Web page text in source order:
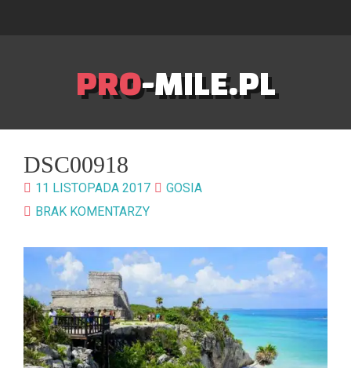
PRO-MILE.PL
DSC00918
11 LISTOPADA 2017
GOSIA
BRAK KOMENTARZY